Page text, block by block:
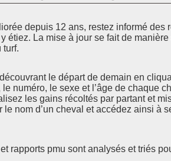
depuis 12 ans, restez informé des
étiez. La mise à jour se fait de
turf.
le départ de demain en
numéro, le sexe et l’âge de chaque
les gains récoltés par partant et
nom d’un cheval et accédez ainsi à
rapports pmu sont analysés et triés